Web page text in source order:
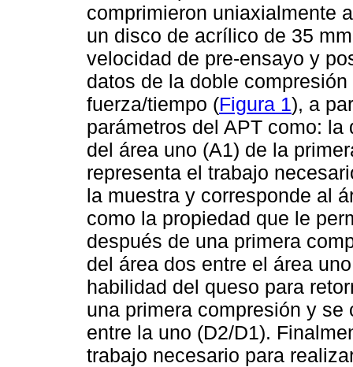
comprimieron uniaxialmente
un disco de acrílico de 35
velocidad de pre-ensayo y
datos de la doble
fuerza/tiempo (Figura 1), a
parámetros del APT como:
del área uno (A1) de la
representa el trabajo
la muestra y corresponde al
como la propiedad que le
después de una primera
del área dos entre el área
habilidad del queso para
una primera compresión y
entre la uno (D2/D1).
trabajo necesario para